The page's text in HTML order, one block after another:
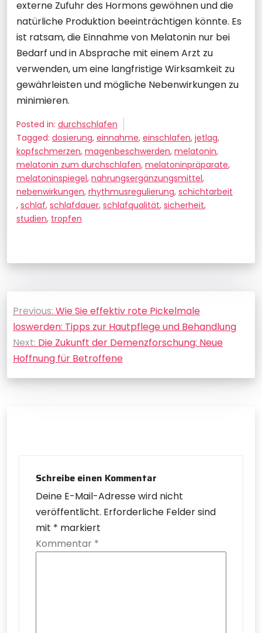
externe Zufuhr des Hormons gewöhnen und die
natürliche Produktion beeinträchtigen könnte. Es
ist ratsam, die Einnahme von Melatonin nur bei
Bedarf und in Absprache mit einem Arzt zu
verwenden, um eine langfristige Wirksamkeit zu
gewährleisten und mögliche Nebenwirkungen zu
minimieren.
Posted in: durchschlafen
Tagged: dosierung, einnahme, einschlafen, jetlag,
kopfschmerzen, magenbeschwerden, melatonin,
melatonin zum durchschlafen, melatoninpräparate,
melatoninspiegel, nahrungsergänzungsmittel,
nebenwirkungen, rhythmusregulierung, schichtarbeit
, schlaf, schlafdauer, schlafqualität, sicherheit,
studien, tropfen
Beitragsnavigation
Previous: Wie Sie effektiv rote Pickelmale
loswerden: Tipps zur Hautpflege und Behandlung
Next: Die Zukunft der Demenzforschung: Neue
Hoffnung für Betroffene
Schreibe einen Kommentar
Deine E-Mail-Adresse wird nicht
veröffentlicht. Erforderliche Felder sind
mit * markiert
Kommentar *